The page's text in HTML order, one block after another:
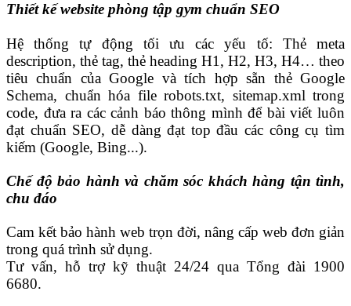
Thiết kế website phòng tập gym chuẩn SEO
Hệ thống tự động tối ưu các yếu tố: Thẻ meta
description, thẻ tag, thẻ heading H1, H2, H3, H4… theo
tiêu chuẩn của Google và tích hợp sẵn thẻ Google
Schema, chuẩn hóa file robots.txt, sitemap.xml trong
code, đưa ra các cảnh báo thông mình để bài viết luôn
đạt chuẩn SEO, dễ dàng đạt top đầu các công cụ tìm
kiếm (Google, Bing...).
Chế độ bảo hành và chăm sóc khách hàng tận tình,
chu đáo
Cam kết bảo hành web trọn đời, nâng cấp web đơn giản
trong quá trình sử dụng.
Tư vấn, hỗ trợ kỹ thuật 24/24 qua Tổng đài 1900
6680.